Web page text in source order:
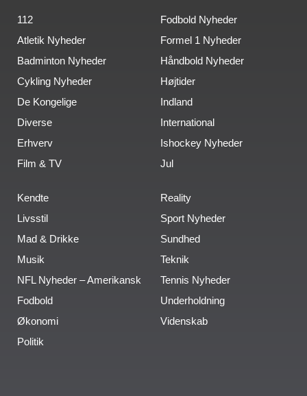
112
Atletik Nyheder
Badminton Nyheder
Cykling Nyheder
De Kongelige
Diverse
Erhverv
Film & TV
Fodbold Nyheder
Formel 1 Nyheder
Håndbold Nyheder
Højtider
Indland
International
Ishockey Nyheder
Jul
Kendte
Livsstil
Mad & Drikke
Musik
NFL Nyheder – Amerikansk
Fodbold
Økonomi
Politik
Reality
Sport Nyheder
Sundhed
Teknik
Tennis Nyheder
Underholdning
Videnskab